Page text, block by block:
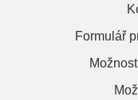
Formulář